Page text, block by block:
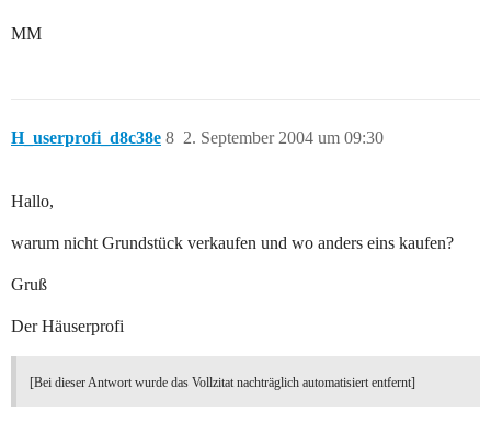
MM
H_userprofi_d8c38e 2. September 2004 um 09:30
8
Hallo,
warum nicht Grundstück verkaufen und wo anders eins kaufen?
Gruß
Der Häuserprofi
[Bei dieser Antwort wurde das Vollzitat nachträglich automatisiert entfernt]